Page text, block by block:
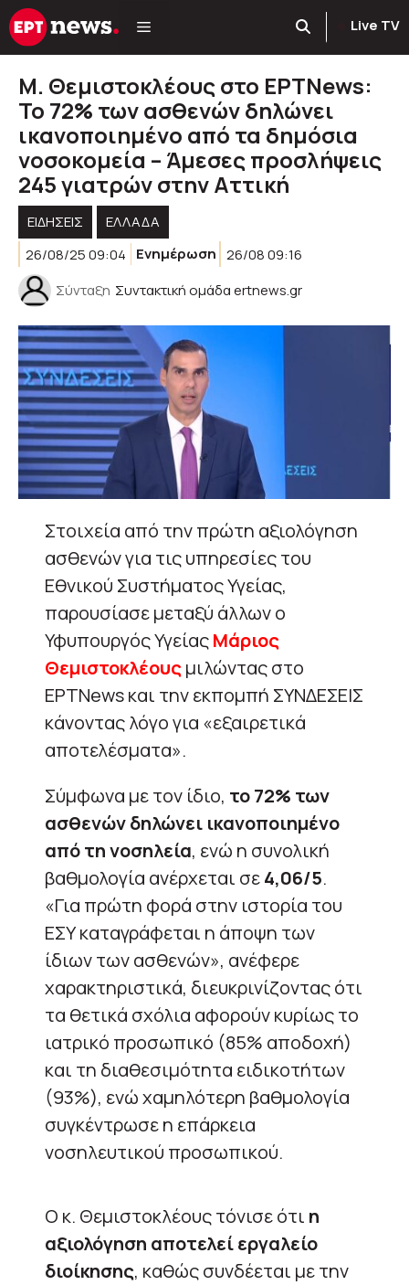
Μετάβαση
σε
Live TV
Μ. Θεμιστοκλέους στο ΕΡΤNews:
Το 72% των ασθενών δηλώνει
ικανοποιημένο από τα δημόσια
νοσοκομεία – Άμεσες προσλήψεις
245 γιατρών στην Αττική
ΕΙΔΗΣΕΙΣ
ΕΛΛΑΔΑ
26/08/25 09:04
Ενημέρωση 26/08 09:16
Σύνταξη Συντακτική ομάδα ertnews.gr
Στοιχεία από την πρώτη αξιολόγηση
ασθενών για τις υπηρεσίες του
Εθνικού Συστήματος Υγείας,
παρουσίασε μεταξύ άλλων ο
Υφυπουργός ΥγείαςΜάριος
Θεμιστοκλέουςμιλώντας στο
ΕΡΤNews και την εκπομπή ΣΥΝΔΕΣΕΙΣ
κάνοντας λόγο για «εξαιρετικά
αποτελέσματα».
Σύμφωνα με τον ίδιο, το 72% των
ασθενών δηλώνει ικανοποιημένο
από τη νοσηλεία, ενώ η συνολική
βαθμολογία ανέρχεται σε4,06/5.
«Για πρώτη φορά στην ιστορία του
ΕΣΥ καταγράφεται η άποψη των
ίδιων των ασθενών», ανέφερε
χαρακτηριστικά, διευκρινίζοντας ότι
τα θετικά σχόλια αφορούν κυρίως το
ιατρικό προσωπικό (85% αποδοχή)
και τη διαθεσιμότητα ειδικοτήτων
(93%), ενώ χαμηλότερη βαθμολογία
συγκέντρωσε η επάρκεια
νοσηλευτικού προσωπικού.
Ο κ. Θεμιστοκλέους τόνισε ότι η
αξιολόγηση αποτελεί εργαλείο
διοίκησης, καθώς συνδέεται με την